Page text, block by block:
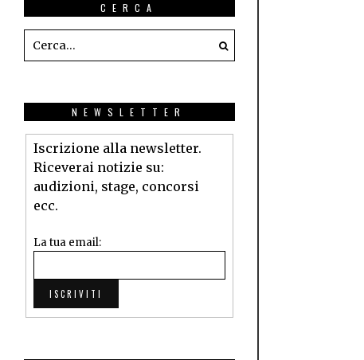
CERCA
NEWSLETTER
Iscrizione alla newsletter.
Riceverai notizie su:
audizioni, stage, concorsi
ecc.
La tua email: